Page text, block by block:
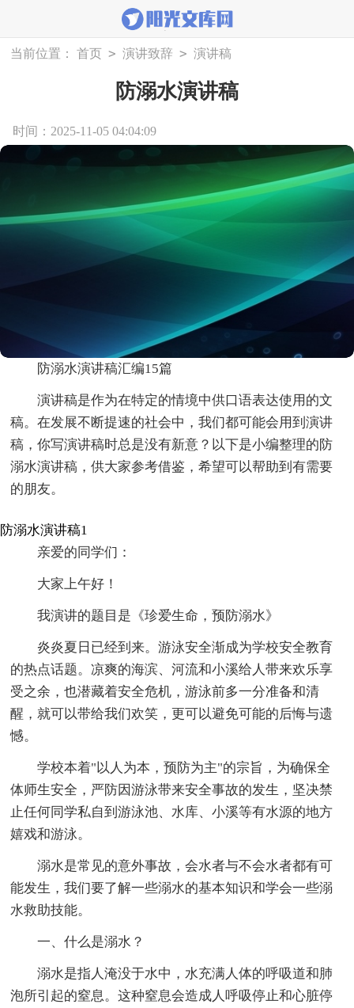
当前位置： 首页 > 演讲致辞 > 演讲稿
防溺水演讲稿
时间：2025-11-05 04:04:09
防溺水演讲稿汇编15篇
演讲稿是作为在特定的情境中供口语表达使用的文
稿。在发展不断提速的社会中，我们都可能会用到演讲
稿，你写演讲稿时总是没有新意？以下是小编整理的防
溺水演讲稿，供大家参考借鉴，希望可以帮助到有需要
的朋友。
防溺水演讲稿1
亲爱的同学们：
大家上午好！
我演讲的题目是《珍爱生命，预防溺水》
炎炎夏日已经到来。游泳安全渐成为学校安全教育
的热点话题。凉爽的海滨、河流和小溪给人带来欢乐享
受之余，也潜藏着安全危机，游泳前多一分准备和清
醒，就可以带给我们欢笑，更可以避免可能的后悔与遗
憾。
学校本着"以人为本，预防为主"的宗旨，为确保全
体师生安全，严防因游泳带来安全事故的发生，坚决禁
止任何同学私自到游泳池、水库、小溪等有水源的地方
嬉戏和游泳。
溺水是常见的意外事故，会水者与不会水者都有可
能发生，我们要了解一些溺水的基本知识和学会一些溺
水救助技能。
一、什么是溺水？
溺水是指人淹没于水中，水充满人体的呼吸道和肺
泡所引起的窒息。这种窒息会造成人呼吸停止和心脏停